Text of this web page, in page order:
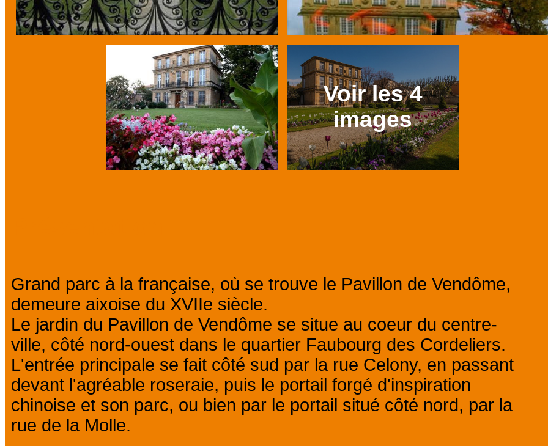
Voir les 4
images
Grand parc à la française, où se trouve le Pavillon de Vendôme,
demeure aixoise du XVIIe siècle.
Le jardin du Pavillon de Vendôme se situe au coeur du centre-
ville, côté nord-ouest dans le quartier Faubourg des Cordeliers.
L'entrée principale se fait côté sud par la rue Celony, en passant
devant l'agréable roseraie, puis le portail forgé d'inspiration
chinoise et son parc, ou bien par le portail situé côté nord, par la
rue de la Molle.